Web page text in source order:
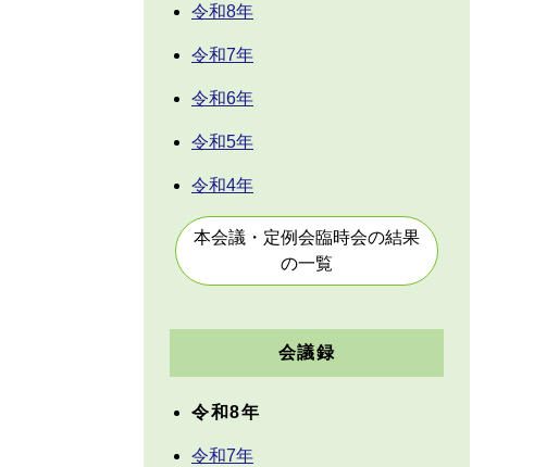
令和8年
令和7年
令和6年
令和5年
令和4年
本会議・定例会臨時会の結果
の一覧
会議録
令和8年
令和7年